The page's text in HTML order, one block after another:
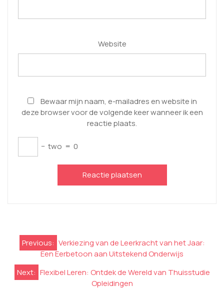
Website
Bewaar mijn naam, e-mailadres en website in
deze browser voor de volgende keer wanneer ik een
reactie plaats.
− two = 0
Berichtnavigatie
Previous: Verkiezing van de Leerkracht van het Jaar:
Een Eerbetoon aan Uitstekend Onderwijs
Next: Flexibel Leren: Ontdek de Wereld van Thuisstudie
Opleidingen